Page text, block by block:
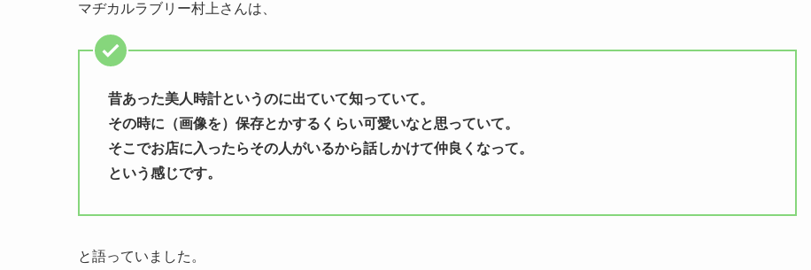
マヂカルラブリー村上さんは、
昔あった美人時計というのに出ていて知っていて。
その時に（画像を）保存とかするくらい可愛いなと思っていて。
そこでお店に入ったらその人がいるから話しかけて仲良くなって。
という感じです。
と語っていました。